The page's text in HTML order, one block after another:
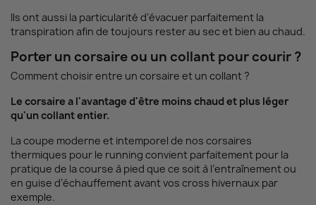
Ils ont aussi la particularité d’évacuer parfaitement la
transpiration afin de toujours rester au sec et bien au chaud.
Porter un corsaire ou un collant pour courir ?
Comment choisir entre un corsaire et un collant ?
Le corsaire a l'avantage d'être moins chaud et plus léger
qu'un collant entier.
La coupe moderne et intemporel de nos corsaires
thermiques pour le running convient parfaitement pour la
pratique de la course à pied que ce soit à l’entraînement ou
en guise d’échauffement avant vos cross hivernaux par
exemple.